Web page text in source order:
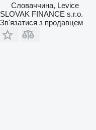
Словаччина, Levice
SLOVAK FINANCE s.r.o.
Зв'язатися з продавцем